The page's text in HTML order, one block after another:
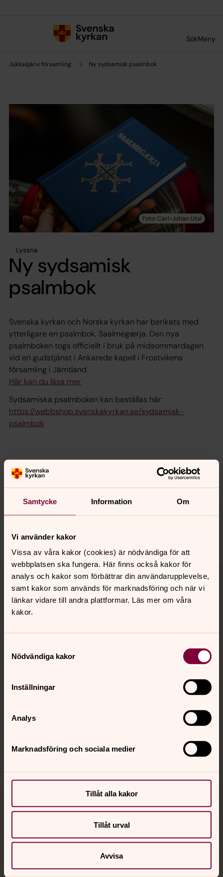
Samtycke Information Om
Vi använder kakor
Vissa av våra kakor (cookies) är nödvändiga för att
webbplatsen ska fungera. Här finns också kakor för
analys och kakor som förbättrar din användarupplevelse,
samt kakor som används för marknadsföring och när vi
länkar vidare till andra plattformar. Läs mer om våra
kakor.
Nödvändiga kakor
Inställningar
Analys
Marknadsföring och sociala medier
Tillåt alla kakor
Tillåt urval
Avvisa
SökMeny
Jukkasjärvi församling Ny sydsamisk psalmbok
Lyssna
Ny sydsamisk
psalmbok
Svenska kyrkan och Norska kyrkan har berikats med
ytterligare en psalmbok, Saalmegærja. Den nya
psalmboken togs officiellt i bruk på midsommardagen
vid en gudstjänst i Ankarede kapell i Frostvikens
församling i Jämtland.
Här kan du läsa mer
Sydsamiska psalmboken kan beställas här:
https://webbshop.svenskakyrkan.se/sydsamisk-
psalmbok
Synpunkter eller frågor på sidans
innehåll?
jukkasjarvi.forsamling@svenskakyrkan.se
Dela
Tillbaka till toppen
Tillbaka till innehållet
Kontakt
Kalender
Hitta snabbt
Jourhavande präst
Akut samtals- och krisstöd. Prata eller chatta anonymt
med en präst på kvällar och nätter.
Chatt